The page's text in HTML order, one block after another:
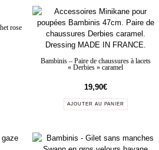
rose
Bambinis – Paire de chaussures à lacets
« Derbies » caramel
19,90€
AJOUTER AU PANIER